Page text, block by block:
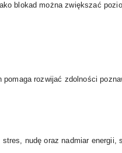
blokad można zwiększać
rozwijać zdolności
nudę oraz nadmiar